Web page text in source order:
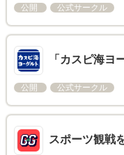
公開 公式サークル
「カスピ海ヨ
公開 公式サークル
スポーツ観戦